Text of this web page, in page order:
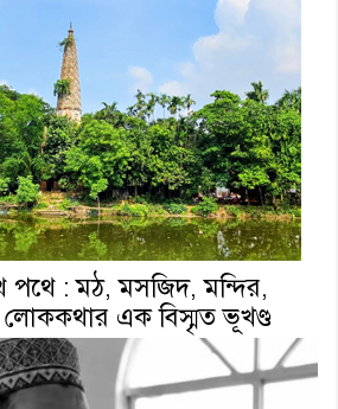
: মঠ, মসজিদ, মন্দির,
এক বিস্মৃত ভূখণ্ড